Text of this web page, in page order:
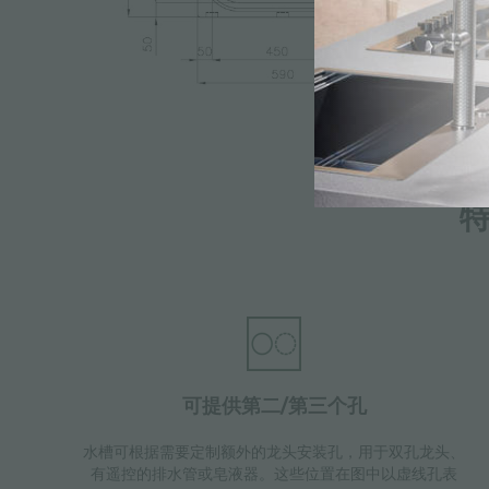
可提供第二/第三个孔
水槽可根据需要定制额外的龙头安装孔，用于双孔龙头、
有遥控的排水管或皂液器。这些位置在图中以虚线孔表